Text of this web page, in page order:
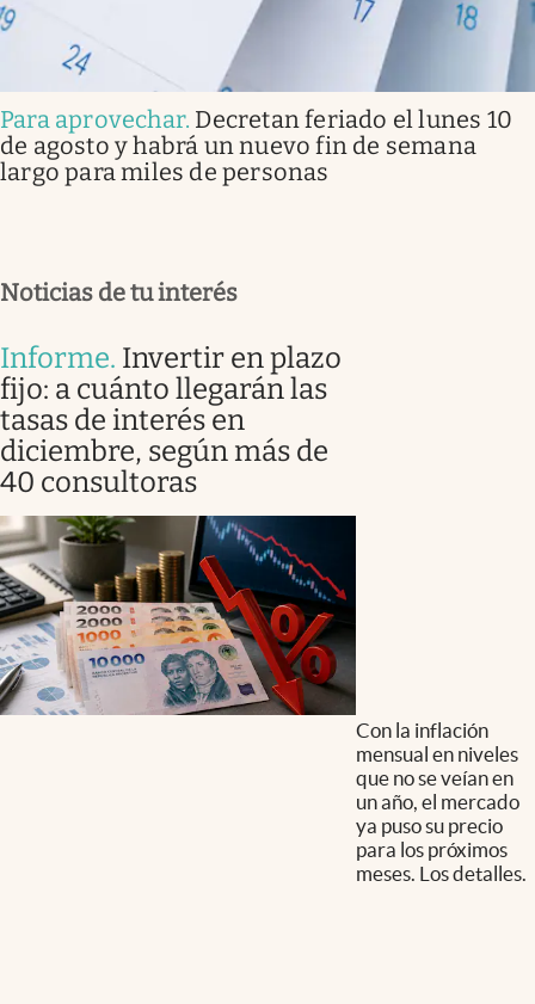
Para aprovechar. Decretan feriado el lunes 10
de agosto y habrá un nuevo fin de semana
largo para miles de personas
Noticias de tu interés
Informe. Invertir en plazo
fijo: a cuánto llegarán las
tasas de interés en
diciembre, según más de
40 consultoras
Con la inflación
mensual en niveles
que no se veían en
un año, el mercado
ya puso su precio
para los próximos
meses. Los detalles.